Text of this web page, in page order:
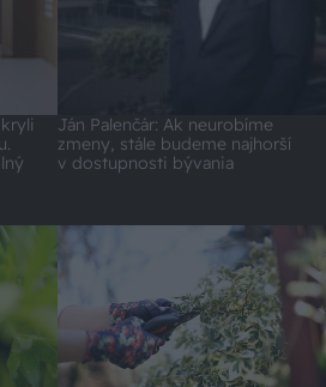
Ján Palenčár: Ak neurobíme
zmeny, stále budeme najhorší
v dostupnosti bývania